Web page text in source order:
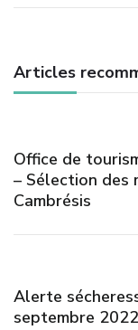
Articles
Office de
– Sélection des
Cambrésis
Alerte
septembre 2022